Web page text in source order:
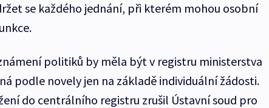
se každého jednání, při kterém mohou osobní
politiků by měla být v registru ministerstva
podle novely jen na základě individuální žádosti.
do centrálního registru zrušil Ústavní soud pro